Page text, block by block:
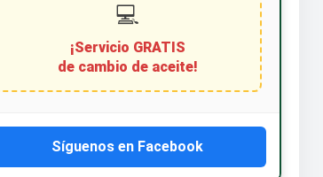
💻
¡Servicio GRATIS
de cambio de aceite!
Síguenos en Facebook